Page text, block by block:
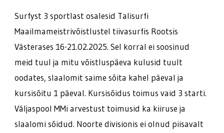
Surfyst 3 sportlast osalesid Talisurfi
Maailmameistrivõistlustel tiivasurfis Rootsis
Västerases 16-21.02.2025. Sel korral ei soosinud
meid tuul ja mitu võistluspäeva kulusid tuult
oodates, slaalomit saime sõita kahel päeval ja
kursisõitu 1 päeval. Kursisõidus toimus vaid 3 starti.
Väljaspool MMi arvestust toimusid ka kiiruse ja
slaalomi sõidud. Noorte divisionis ei olnud piisavalt